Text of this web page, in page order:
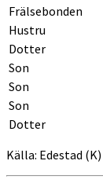
Frälsebonden
Hustru
Dotter
Son
Son
Son
Dotter
Källa: Edestad (K)